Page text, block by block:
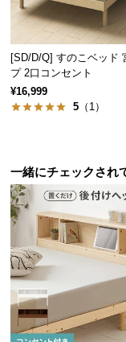
つ
て
サ
ポ
ー
ト
お
知
1枚あたり
[SD/D/Q] すのこベッド
プ 2口コンセント
¥16,999
5 （1）
一緒にチェックされ